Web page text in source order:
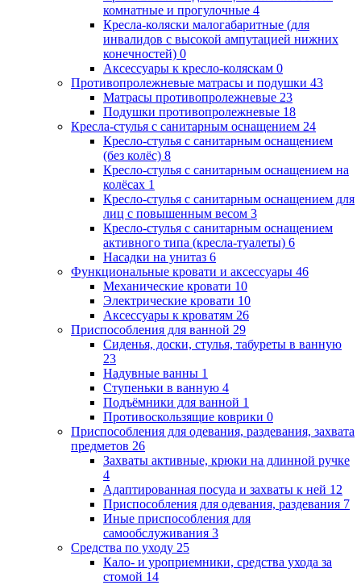
комнатные и прогулочные 4
Кресла-коляски малогабаритные (для
инвалидов с высокой ампутацией нижних
конечностей) 0
Аксессуары к кресло-коляскам 0
Противопролежневые матрасы и подушки 43
Матрасы противопролежневые 23
Подушки противопролежневые 18
Кресла-стулья с санитарным оснащением 24
Кресло-стулья с санитарным оснащением
(без колёс) 8
Кресло-стулья с санитарным оснащением на
колёсах 1
Кресло-стулья с санитарным оснащением для
лиц с повышенным весом 3
Кресло-стулья с санитарным оснащением
активного типа (кресла-туалеты) 6
Насадки на унитаз 6
Функциональные кровати и аксессуары 46
Механические кровати 10
Электрические кровати 10
Аксессуары к кроватям 26
Приспособления для ванной 29
Сиденья, доски, стулья, табуреты в ванную
23
Надувные ванны 1
Ступеньки в ванную 4
Подъёмники для ванной 1
Противоскользящие коврики 0
Приспособления для одевания, раздевания, захвата
предметов 26
Захваты активные, крюки на длинной ручке
4
Адаптированная посуда и захваты к ней 12
Приспособления для одевания, раздевания 7
Иные приспособления для
самообслуживания 3
Средства по уходу 25
Кало- и уроприемники, средства ухода за
стомой 14